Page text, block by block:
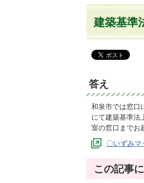
建築基準
答え
和泉市では窓口
にて建築基準法
室の窓口までお
〇いずみマ
この記事